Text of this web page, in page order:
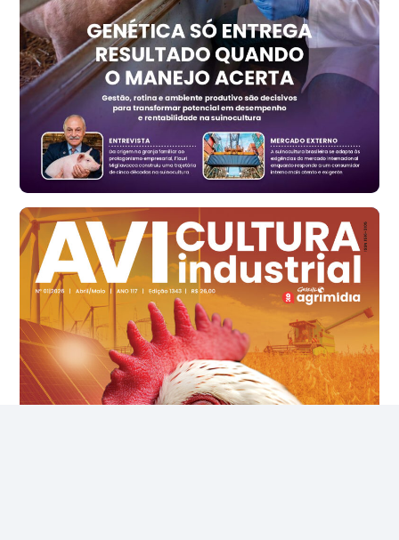
Trigo Atacado - Regional
RS
R$ 1.325,22
t
Ovo Vermelho - Regional
Vermelho
R$ 168,86
cx
Ovo Branco - Regional
Santa Maria do Jetibá (ES)
R$ 139,62
cx
Ovo Branco - Regional
Recife (PE)
R$ 144,92
cx
Ovo Vermelho - Regional
Recife (PE)